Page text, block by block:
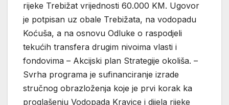
rijeke Trebižat vrijednosti 60.000 KM. Ugovor
je potpisan uz obale Trebižata, na vodopadu
Koćuša, a na osnovu Odluke o raspodjeli
tekućih transfera drugim nivoima vlasti i
fondovima – Akcijski plan Strategije okoliša. –
Svrha programa je sufinanciranje izrade
stručnog obrazloženja koje je prvi korak ka
proglašenju Vodopada Kravice i dijela rijeke